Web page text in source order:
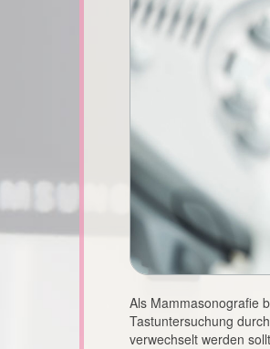
Als Mammasonografie
Tastuntersuchung
verwechselt werden